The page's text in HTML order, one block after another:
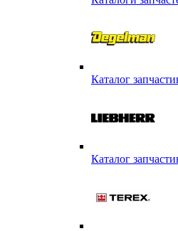
Каталог
Каталог